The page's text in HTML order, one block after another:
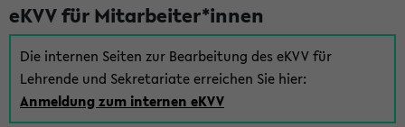
eKVV für Mitarbeiter*innen
Die internen Seiten zur Bearbeitung des eKVV für
Lehrende und Sekretariate erreichen Sie hier:
Anmeldung zum internen eKVV